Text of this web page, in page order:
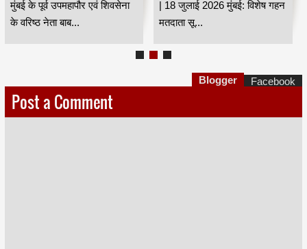
मुंबई के पूर्व उपमहापौर एवं शिवसेना
के वरिष्ठ नेता बाब...
| 18 जुलाई 2026 मुंबई: विशेष गहन
मतदाता सू...
Post a Comment
Blogger Facebook